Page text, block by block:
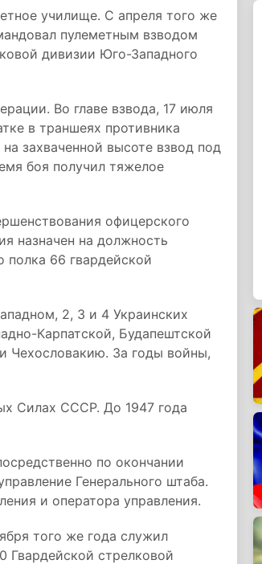
училище. С апреля того же
пулеметным взводом
дивизии Юго-Западного
Во главе взвода, 17 июля
в траншеях противника
захваченной высоте взвод под
боя получил тяжелое
офицерского
назначен на должность
полка 66 гвардейской
2, 3 и 4 Украинских
Карпатской, Будапештской
Чехословакию. За годы войны,
Силах СССР. До 1947 года
по окончании
Генерального штаба.
и оператора управления.
того же года служил
Гвардейской стрелковой